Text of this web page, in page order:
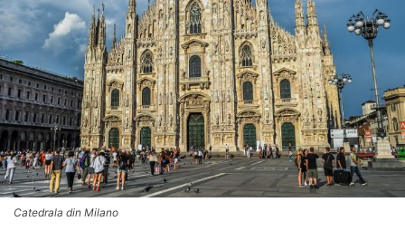
Catedrala din Milano